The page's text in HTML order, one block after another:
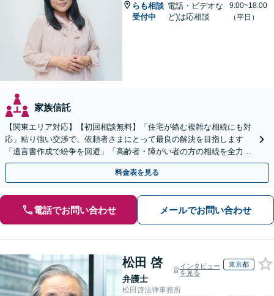
らも相談
受付中
電話・ビデオな
ど)は応相談
9:00~18:00
（平日）
家族信託
【関東エリア対応】【初回相談無料】「住宅が絡む複雑な相続にも対
応」粘り強い交渉で、依頼者さまにとって最良の解決を目指します
「遺言書作成で紛争を回避」「高齢者・障がい者の方の相続を全力サ
ポート」【全国出張】【完全個室制】【バリアフリー対応】
料金表を見る
電話でお問い合わせ メールでお問い合わせ
松田 啓
弁護士
インタビュー
を見る
東京都
松田啓法律事務所